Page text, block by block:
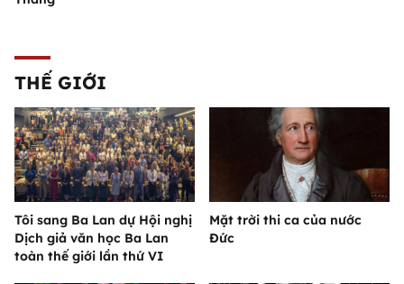
THẾ GIỚI
Tôi sang Ba Lan dự Hội nghị
Dịch giả văn học Ba Lan
toàn thế giới lần thứ VI
Mặt trời thi ca của nước
Đức